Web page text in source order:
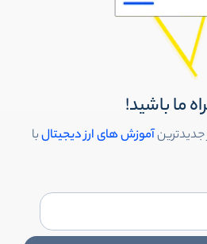
ما باشید!
جدیدترینآموزش های ارز دیجیتالبا